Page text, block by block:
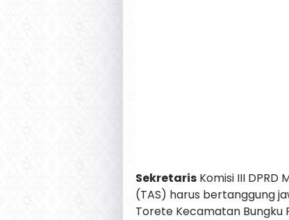
Sekretaris Komisi III DPRD
(TAS) harus bertanggung
Torete Kecamatan Bungku